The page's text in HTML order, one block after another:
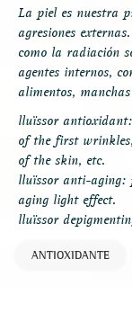
La piel es nuestra
agresiones
como la radiación
agentes internos,
alimentos,
lluïssor
of the first
of the skin, etc.
lluïssor anti-aging:
aging light effect.
lluïssor
ANTIOXIDANTE